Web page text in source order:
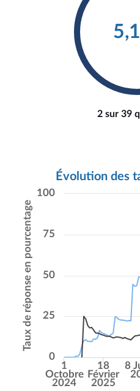
2 sur 39
Évolution des
Taux de réponse en pourcentage
1
Octobre
2024
18
Février
2025
8
0
100
25
50
75